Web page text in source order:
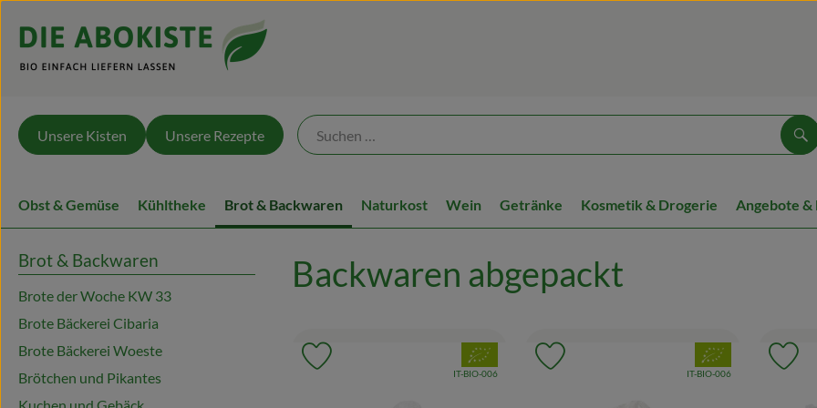
Unsere Kisten Unsere Rezepte
Obst & Gemüse Kühltheke Brot & Backwaren Naturkost Wein Getränke Kosmetik & Drogerie Angebote &
Brot & Backwaren
Brote der Woche KW 33
Brote Bäckerei Cibaria
Brote Bäckerei Woeste
Brötchen und Pikantes
Backwaren abgepackt
, Verband:
, Kontrollstelle:
IT-BIO-006
Produkt zu Favouriten hinzufügen
, Verband:
, Kontrollstelle:
IT-BIO-006
Produkt zu Favouriten hinzufügen